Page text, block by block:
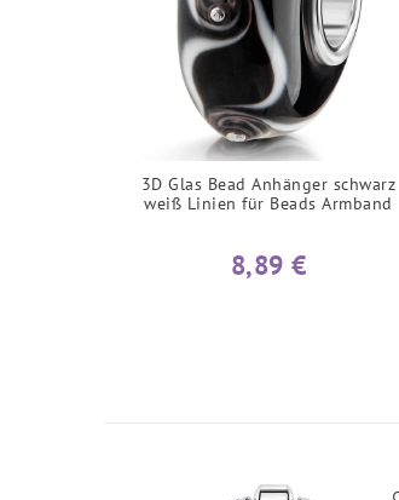
3D Glas Bead Anhänger schwarz
weiß Linien für Beads Armband
8,89 €